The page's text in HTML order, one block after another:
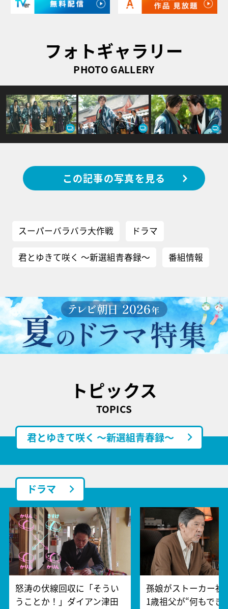
フォトギャラリー
PHOTO GALLERY
この記事の写真を見る
スーパーバラバラ大作戦 ドラマ
君とゆきて咲く ～新選組青春録～ 番組情報
トピックス
TOPICS
君とゆきて咲く ～新選組青春録～
ドラマ
怒涛の伏線回収に「そうい
うことか！」ダイアン津田
孫娘がストーカー
1歳祖父が“何もでき